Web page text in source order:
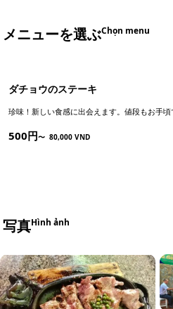
メニューを選ぶChọn menu
ダチョウのステーキ
珍味！新しい食感に出会えます。値段もお手頃
500円〜 80,000 VND
写真Hình ảnh